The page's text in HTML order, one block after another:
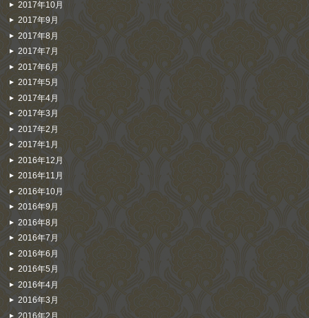
2017年10月
2017年9月
2017年8月
2017年7月
2017年6月
2017年5月
2017年4月
2017年3月
2017年2月
2017年1月
2016年12月
2016年11月
2016年10月
2016年9月
2016年8月
2016年7月
2016年6月
2016年5月
2016年4月
2016年3月
2016年2月